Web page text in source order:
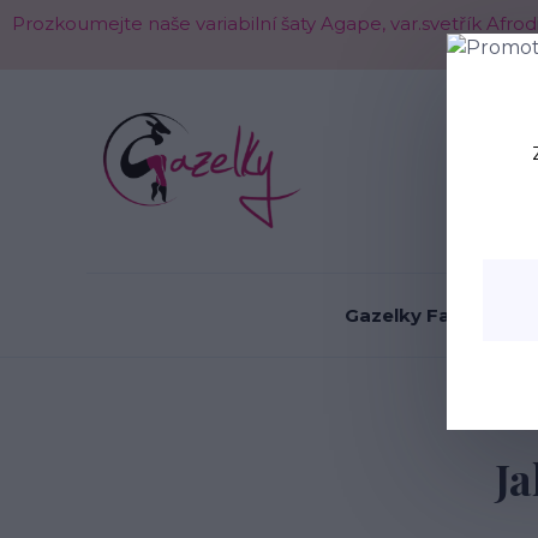
Prozkoumejte naše variabilní šaty Agape, var.svetřík
Gazelky Fashion